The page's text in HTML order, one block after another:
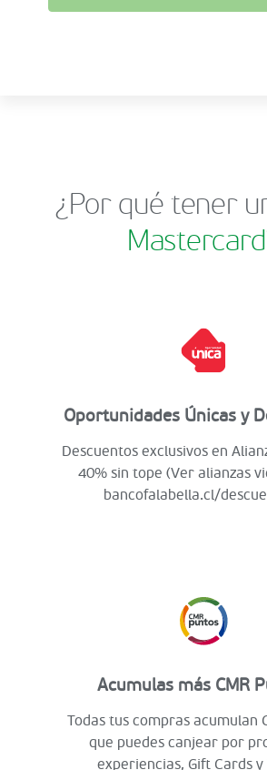
¿Por qué tener
Mastercard
Oportunidades Únicas y
Descuentos exclusivos en
40% sin tope (Ver alianzas
bancofalabella.cl/
Acumulas más CMR
Todas tus compras acumulan
que puedes canjear por
experiencias, Gift Cards y